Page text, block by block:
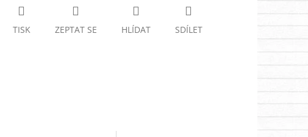
TISK ZEPTAT SE HLÍDAT SDÍLET